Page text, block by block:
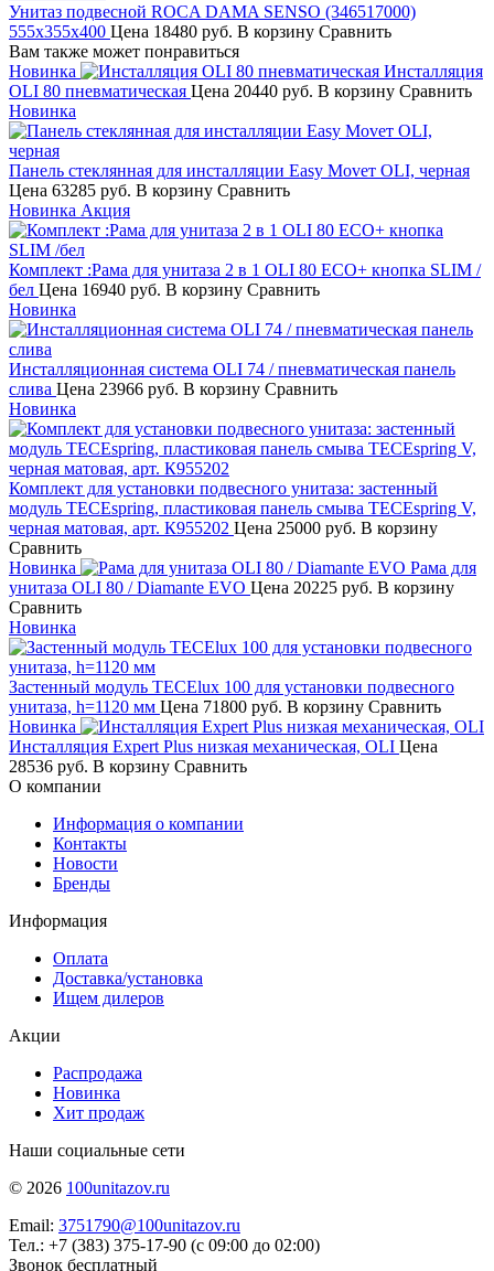
Унитаз подвесной ROCA DAMA SENSO (346517000)
555х355х400 Цена 18480 руб. В корзину Сравнить
Вам также может понравиться
Новинка
Инсталляция
OLI 80 пневматическая Цена 20440 руб. В корзину Сравнить
Новинка
Панель стеклянная для инсталляции Easy Moveт OLI, черная
Цена 63285 руб. В корзину Сравнить
Новинка Акция
Комплект :Рама для унитаза 2 в 1 OLI 80 ECO+ кнопка SLIM /
бел Цена 16940 руб. В корзину Сравнить
Новинка
Инсталляционная система OLI 74 / пневматическая панель
слива Цена 23966 руб. В корзину Сравнить
Новинка
Комплект для установки подвесного унитаза: застенный
модуль TECEspring, пластиковая панель смыва TECEspring V,
черная матовая, арт. К955202 Цена 25000 руб. В корзину
Сравнить
Новинка
Рама для
унитаза OLI 80 / Diamante EVO Цена 20225 руб. В корзину
Сравнить
Новинка
Застенный модуль TECElux 100 для установки подвесного
унитаза, h=1120 мм Цена 71800 руб. В корзину Сравнить
Новинка
Инсталляция Expert Plus низкая механическая, OLI Цена
28536 руб. В корзину Сравнить
О компании
Информация о компании
Контакты
Новости
Бренды
Информация
Оплата
Доставка/установка
Ищем дилеров
Акции
Распродажа
Новинка
Хит продаж
Наши социальные сети
© 2026 100unitazov.ru
Email: 3751790@100unitazov.ru
Тел.: +7 (383) 375-17-90 (с 09:00 до 02:00)
Звонок бесплатный